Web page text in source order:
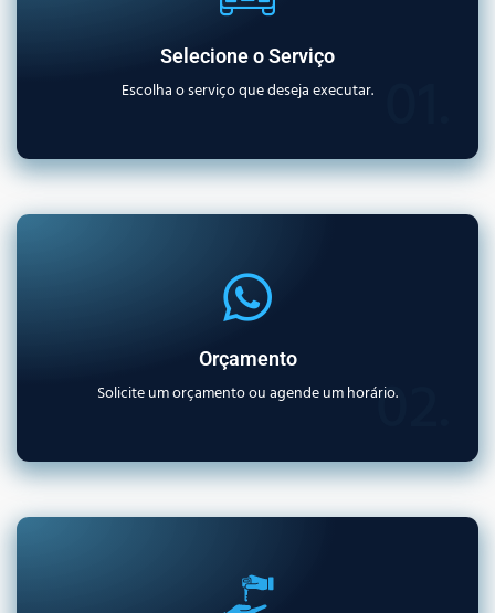
Selecione o Serviço
Escolha o serviço que deseja executar.
Orçamento
Solicite um orçamento ou agende um horário.
02.